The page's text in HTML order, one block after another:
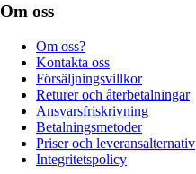
Om oss
Om oss?
Kontakta oss
Försäljningsvillkor
Returer och återbetalningar
Ansvarsfriskrivning
Betalningsmetoder
Priser och leveransalternativ
Integritetspolicy